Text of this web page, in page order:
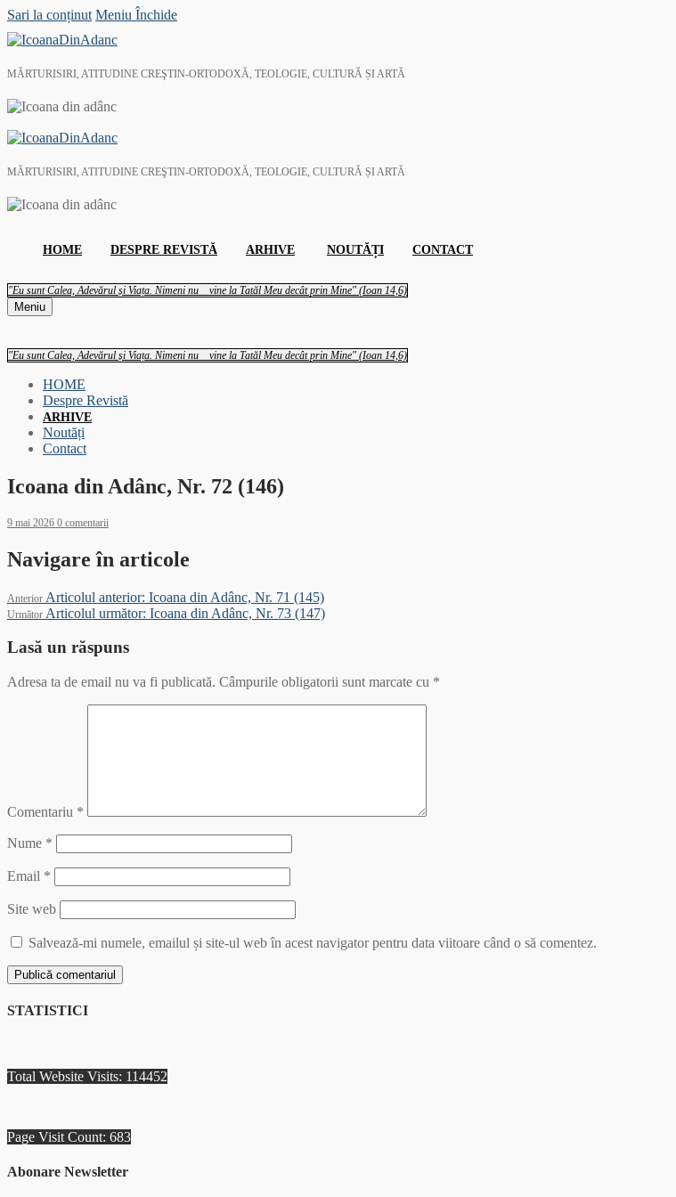
Sari la conținut Meniu Închide
MĂRTURISIRI, ATITUDINE CREŞTIN-ORTODOXĂ, TEOLOGIE, CULTURĂ ȘI ARTĂ
MĂRTURISIRI, ATITUDINE CREŞTIN-ORTODOXĂ, TEOLOGIE, CULTURĂ ȘI ARTĂ
HOME DESPRE REVISTĂ ARHIVE NOUTĂȚI CONTACT
"Eu sunt Calea, Adevărul și Viața. Nimeni nu vine la Tatăl Meu decât prin Mine" (Ioan 14,6)
Meniu
"Eu sunt Calea, Adevărul și Viața. Nimeni nu vine la Tatăl Meu decât prin Mine" (Ioan 14,6)
HOME
Despre Revistă
ARHIVE
Noutăți
Contact
Icoana din Adânc, Nr. 72 (146)
9 mai 2026 0 comentarii
Navigare în articole
Anterior Articolul anterior: Icoana din Adânc, Nr. 71 (145)
Următor Articolul următor: Icoana din Adânc, Nr. 73 (147)
Lasă un răspuns
Adresa ta de email nu va fi publicată. Câmpurile obligatorii sunt marcate cu *
Comentariu *
Nume *
Email *
Site web
Salvează-mi numele, emailul și site-ul web în acest navigator pentru data viitoare când o să comentez.
STATISTICI
Total Website Visits: 114452
Page Visit Count: 683
Abonare Newsletter